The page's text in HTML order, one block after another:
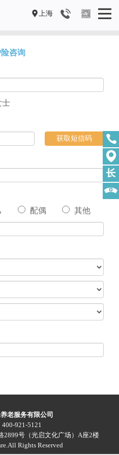
上海
咨询
士
获取短信码
配偶 其他
老服务有限公司
921-5121
2899号（光启文化广场）A座2楼
Rights Reserved